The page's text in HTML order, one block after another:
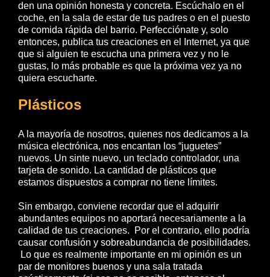
den una opinión honesta y concreta. Escúchalo en el
coche, en la sala de estar de tus padres o en el puesto
de comida rápida del barrio. Perfecciónate y, solo
entonces, publica tus creaciones en el Internet, ya que
que si alguien te escucha una primera vez y no le
gustas, lo más probable es que la próxima vez ya no
quiera escucharte.
Plásticos
A la mayoría de nosotros, quienes nos dedicamos a la
música electrónica, nos encantan los “juguetes”
nuevos. Un sinte nuevo, un teclado controlador, una
tarjeta de sonido. La cantidad de plásticos que
estamos dispuestos a comprar no tiene límites.
Sin embargo, conviene recordar que el adquirir
abundantes equipos no aportará necesariamente a la
calidad de tus creaciones. Por el contrario, ello podría
causar confusión y sobreabundancia de posibilidades.
Lo que es realmente importante en mi opinión es un
par de monitores buenos y una sala tratada